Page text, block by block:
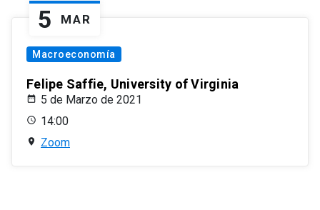
5 MAR
Macroeconomía
Felipe Saffie, University of Virginia
5 de Marzo de 2021
14:00
Zoom